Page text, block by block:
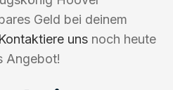
Geld bei deinem
Kontaktiere uns noch heute
Angebot!